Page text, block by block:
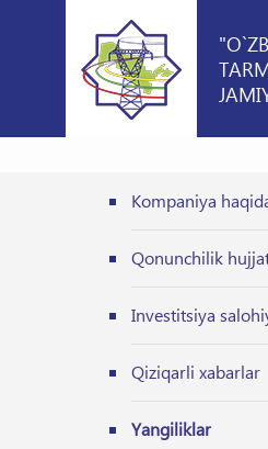
Kompaniya
Qonunchilik
Investitsiya
Qiziqarli xabarlar
Yangiliklar